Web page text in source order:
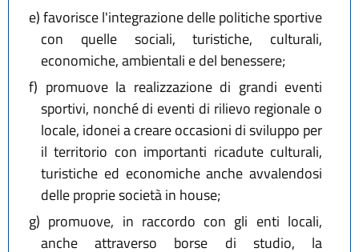
e)favorisce l'integrazione delle politiche sportive
con quelle sociali, turistiche, culturali,
economiche, ambientali e del benessere;
f) promuove la realizzazione di grandi eventi
sportivi, nonché di eventi di rilievo regionale o
locale, idonei a creare occasioni di sviluppo per
il territorio con importanti ricadute culturali,
turistiche ed economiche anche avvalendosi
delle proprie società in house;
g) promuove, in raccordo con gli enti locali,
anche attraverso borse di studio, la